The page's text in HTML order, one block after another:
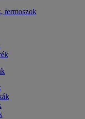
termoszok